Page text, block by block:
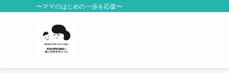
〜ママのはじめの一歩を応援〜